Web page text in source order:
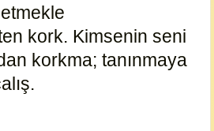
kork. Kimsenin seni
korkma; tanınmaya